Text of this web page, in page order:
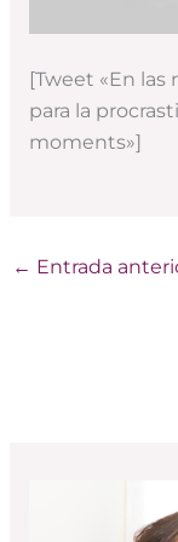
[Tweet «En las
para la
moments»]
← Entrada